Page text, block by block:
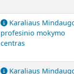
Karaliaus
profesinio mokymo
centras
Karaliaus